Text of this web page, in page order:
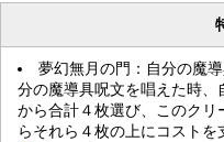
夢幻無月の門：自分の魔
分の魔導具呪文を唱えた時
から合計４枚選び、このク
らそれら４枚の上にコストを